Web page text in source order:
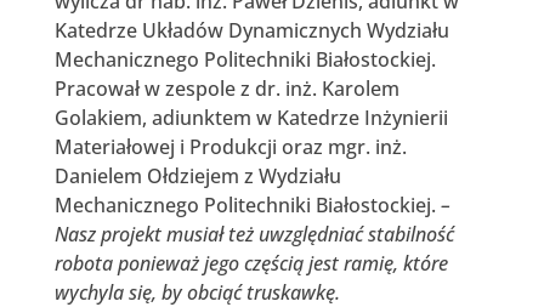
Katedrze Układów Dynamicznych Wydziału
Mechanicznego Politechniki Białostockiej.
Pracował w zespole z dr. inż. Karolem
Golakiem, adiunktem w Katedrze Inżynierii
Materiałowej i Produkcji oraz mgr. inż.
Danielem Ołdziejem z Wydziału
Mechanicznego Politechniki Białostockiej. –
Nasz projekt musiał też uwzględniać stabilność
robota ponieważ jego częścią jest ramię, które
wychyla się, by obciąć truskawkę.